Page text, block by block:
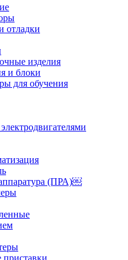
отладки
изделия
и блоки
для обучения
(ПРА)￼